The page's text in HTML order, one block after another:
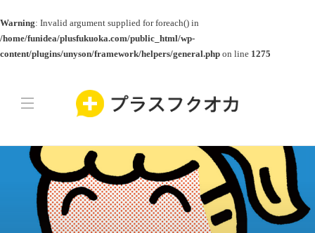
Warning: Invalid argument supplied for foreach() in
/home/funidea/plusfukuoka.com/public_html/wp-
content/plugins/unyson/framework/helpers/general.php on line 1275